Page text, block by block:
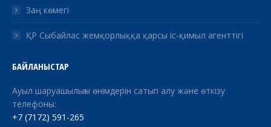
Заң көмегі
ҚР Сыбайлас жемқорлыққа қарсы іс-қимыл агенттігі
БАЙЛАНЫСТАР
Ауыл шаруашылығы өнімдерін сатып алу және өткізу
телефоны:
+7 (7172) 591-265